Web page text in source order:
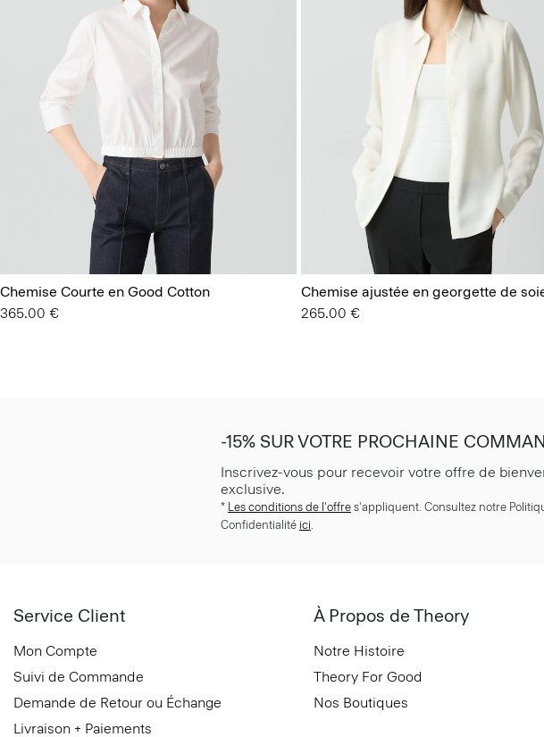
Chemise Courte en Good Cotton
365.00 €
Chemise ajustée en georgette de
265.00 €
-15% SUR VOTRE PROCHAINE
Inscrivez-vous pour recevoir votre offre de
exclusive.
* Les conditions de l'offre s'appliquent. Consultez notre
Confidentialité ici.
Service Client
Mon Compte
Suivi de Commande
Demande de Retour ou Échange
Livraison + Paiements
À Propos de Theory
Notre Histoire
Theory For Good
Nos Boutiques